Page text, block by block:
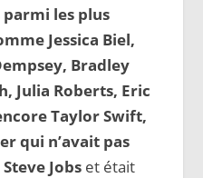
parmi les plus
Jessica Biel,
Bradley
Julia Roberts, Eric
Taylor Swift,
qui n’avait pas
Jobs et était